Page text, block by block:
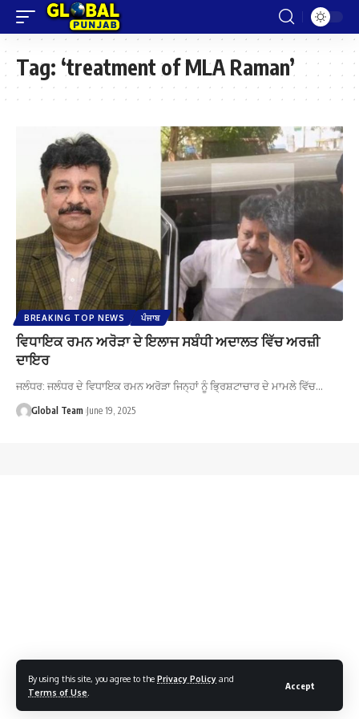
By using this site, you agree to the Privacy Policy and
Terms of Use
Accept
Tag: ‘treatment of MLA Raman’
BREAKING TOP NEWS ਪੰਜਾਬ
ਵਿਧਾਇਕ ਰਮਨ ਅਰੋੜਾ ਦੇ ਇਲਾਜ ਸਬੰਧੀ ਅਦਾਲਤ ਵਿੱਚ ਅਰਜ਼ੀ
ਦਾਇਰ
ਜਲੰਧਰ: ਜਲੰਧਰ ਦੇ ਵਿਧਾਇਕ ਰਮਨ ਅਰੋੜਾ ਜਿਨ੍ਹਾਂ ਨੂੰ ਭ੍ਰਿਸ਼ਟਾਚਾਰ ਦੇ ਮਾਮਲੇ ਵਿੱਚ…
Global Team June 19, 2025